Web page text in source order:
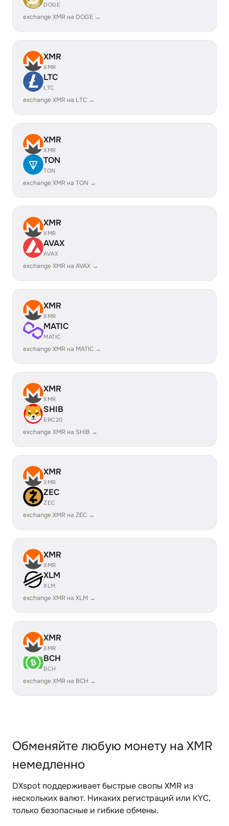
DOGE
exchange XMR на DOGE →
XMR
XMR
LTC
LTC
exchange XMR на LTC →
XMR
XMR
TON
TON
exchange XMR на TON →
XMR
XMR
AVAX
AVAX
exchange XMR на AVAX →
XMR
XMR
MATIC
MATIC
exchange XMR на MATIC →
XMR
XMR
SHIB
ERC20
exchange XMR на SHIB →
XMR
XMR
ZEC
ZEC
exchange XMR на ZEC →
XMR
XMR
XLM
XLM
exchange XMR на XLM →
XMR
XMR
BCH
BCH
exchange XMR на BCH →
Обменяйте любую монету на XMR
немедленно
DXspot поддерживает быстрые свопы XMR из
нескольких валют. Никаких регистраций или KYC,
только безопасные и гибкие обмены.